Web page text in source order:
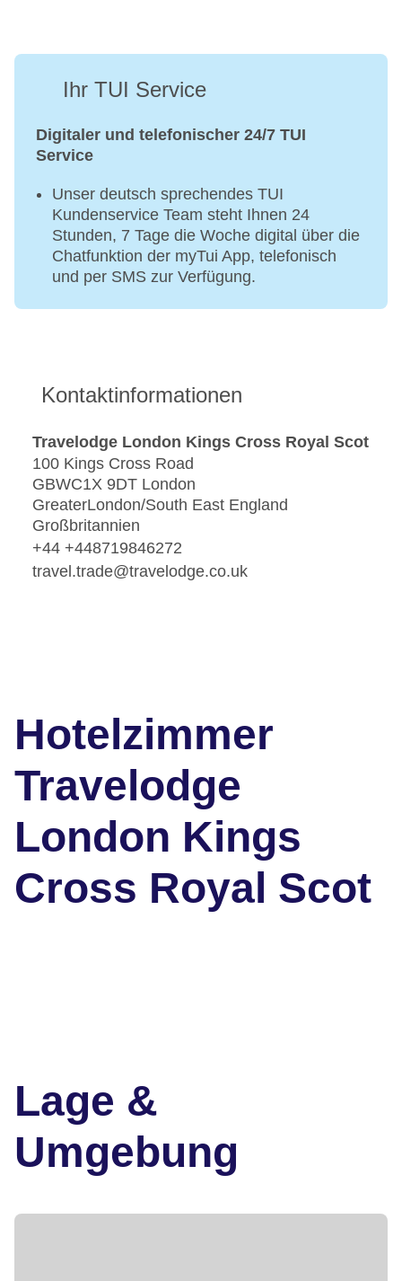
Ihr TUI Service
Digitaler und telefonischer 24/7 TUI
Service
Unser deutsch sprechendes TUI
Kundenservice Team steht Ihnen 24
Stunden, 7 Tage die Woche digital über die
Chatfunktion der myTui App, telefonisch
und per SMS zur Verfügung.
Kontaktinformationen
Travelodge London Kings Cross Royal Scot
100 Kings Cross Road
GBWC1X 9DT London
GreaterLondon/South East England
Großbritannien
+44 +448719846272
travel.trade@travelodge.co.uk
Hotelzimmer
Travelodge
London Kings
Cross Royal Scot
Lage &
Umgebung